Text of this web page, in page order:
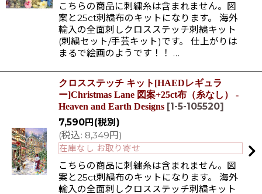
こちらの商品に刺繍糸は含まれません。図
案と25ct刺繍布のキットになります。 海外
輸入の全面刺しクロスステッチ刺繍キット
(刺繍セット/手芸キット)です。 仕上がりは
まるで絵画のようです！！ …
クロスステッチ キット[HAEDレギュラ
ー]Christmas Lane 図案+25ct布（糸なし） -
Heaven and Earth Designs [1-5-105520]
7,590円 (税別)
(税込: 8,349円 )
在庫なし お取り寄せ
こちらの商品に刺繍糸は含まれません。図
案と25ct刺繍布のキットになります。 海外
輸入の全面刺しクロスステッチ刺繍キット